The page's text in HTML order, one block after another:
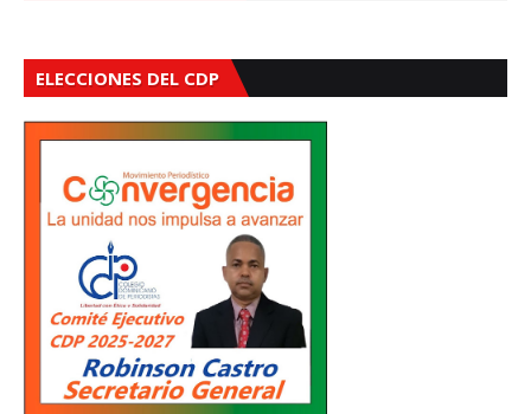
ELECCIONES DEL CDP